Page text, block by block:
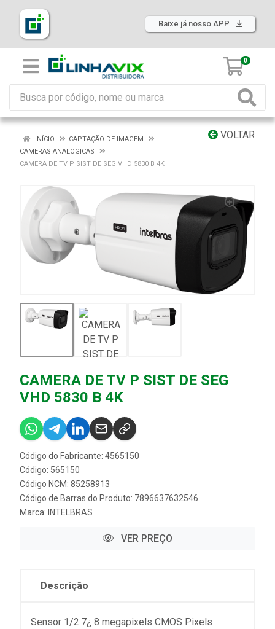
Baixe já nosso APP
0
VOLTAR
INÍCIO
CAPTAÇÃO DE IMAGEM
CAMERAS ANALOGICAS
CAMERA DE TV P SIST DE SEG VHD 5830 B 4K
CAMERA DE TV P SIST DE SEG
VHD 5830 B 4K
Código do Fabricante: 4565150
Código: 565150
Código NCM: 85258913
Código de Barras do Produto: 7896637632546
Marca: INTELBRAS
VER PREÇO
Descrição
Sensor 1/2.7¿ 8 megapixels CMOS Pixels